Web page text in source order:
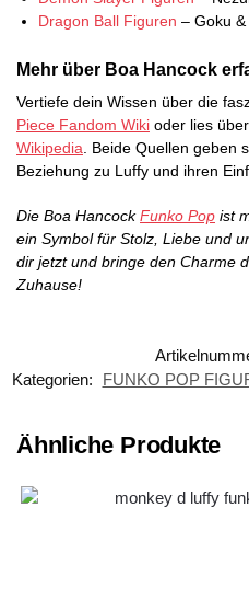
Dragon Ball Figuren – Goku &
Mehr über Boa Hancock
Vertiefe dein Wissen über die
Piece Fandom Wiki oder lies
Wikipedia. Beide Quellen geben
Beziehung zu Luffy und ihren
Die Boa HancockFunko Pop ist
ein Symbol für Stolz, Liebe und
dir jetzt und bringe den Charme
Zuhause!
Kategorien:
FUNKO POP
Ähnliche Produkte